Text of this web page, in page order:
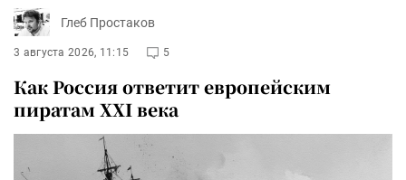
Глеб Простаков
3 августа 2026, 11:15 5
Как Россия ответит европейским
пиратам XXI века